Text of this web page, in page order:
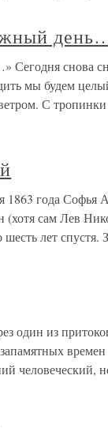
Сегодня снова
мы будем
С
года Софья
сам Лев
лет
один из
человеческий,